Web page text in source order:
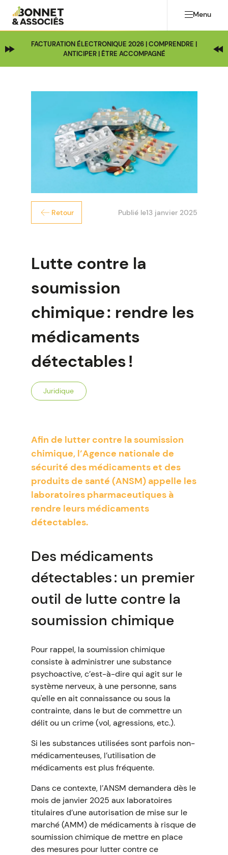
Menu
FACTURATION ÉLECTRONIQUE 2026 | COMPRENDRE |
ANTICIPER | ÊTRE ACCOMPAGNÉ
Retour Publié le13 janvier 2025
Lutte contre la
soumission
chimique : rendre les
médicaments
détectables !
Juridique
Afin de lutter contre la soumission
chimique, l’Agence nationale de
sécurité des médicaments et des
produits de santé (ANSM) appelle les
laboratoires pharmaceutiques à
rendre leurs médicaments
détectables.
Des médicaments
détectables : un premier
outil de lutte contre la
soumission chimique
Pour rappel, la soumission chimique
consiste à administrer une substance
psychoactive, c’est-à-dire qui agit sur le
système nerveux, à une personne, sans
qu'elle en ait connaissance ou sous la
contrainte, dans le but de commettre un
délit ou un crime (vol, agressions, etc.).
Si les substances utilisées sont parfois non-
médicamenteuses, l’utilisation de
médicaments est plus fréquente.
Dans ce contexte, l’ANSM demandera dès le
mois de janvier 2025 aux laboratoires
titulaires d’une autorisation de mise sur le
marché (AMM) de médicaments à risque de
soumission chimique de mettre en place
des mesures pour lutter contre ce